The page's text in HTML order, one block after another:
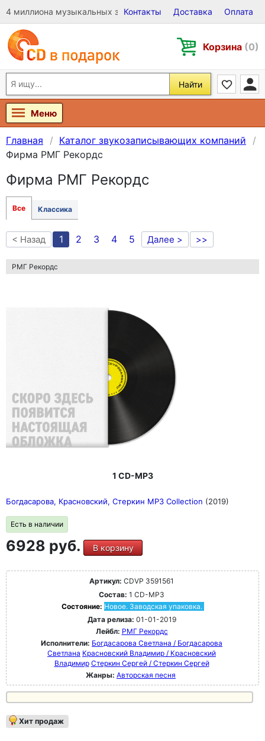
4 миллиона музыкальных записей на Виниле, CD и DVD
Контакты Доставка Оплата
Корзина (0)
Найти
Меню
Главная
Каталог звукозаписывающих компаний
Фирма РМГ Рекордс
Фирма РМГ Рекордс
Все Классика
< Назад 1 2 3 4 5 Далее > >>
РМГ Рекордс
1 CD-MP3
Богдасарова, Красновский, Стеркин MP3 Collection (2019)
Есть в наличии
6928 руб. В корзину
Артикул: CDVP 3591561
Состав: 1 CD-MP3
Состояние: Новое. Заводская упаковка.
Дата релиза: 01-01-2019
Лейбл: РМГ Рекордс
Исполнители: Богдасарова Светлана / Богдасарова
Светлана Красновский Владимир / Красновский
Владимир Стеркин Сергей / Стеркин Сергей
Жанры: Авторская песня
Хит продаж